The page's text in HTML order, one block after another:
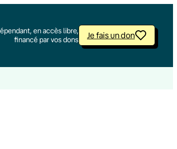
en accès libre,
financé par vos dons
Je fais un don